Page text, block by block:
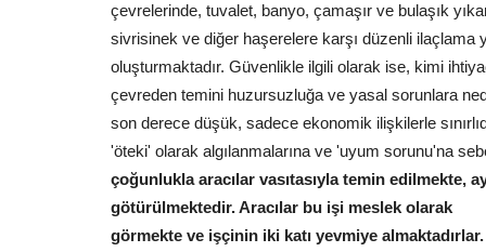
çevrelerinde, tuvalet, banyo, çamaşır ve bulaşık
sivrisinek ve diğer haşerelere karşı düzenli ilaçlama
oluşturmaktadır. Güvenlikle ilgili olarak ise, kimi
çevreden temini huzursuzluğa ve yasal sorunlara
son derece düşük, sadece ekonomik ilişkilerle
'öteki' olarak algılanmalarına ve 'uyum sorunu'na
çoğunlukla aracılar vasıtasıyla temin edilmekte,
götürülmektedir. Aracılar bu işi meslek olarak
görmekte ve işçinin iki katı yevmiye
Magazin